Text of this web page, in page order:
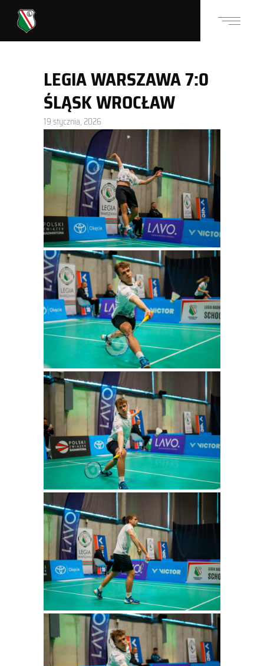
LEGIA WARSZAWA 7:0
ŚLĄSK WROCŁAW
19 stycznia, 2026